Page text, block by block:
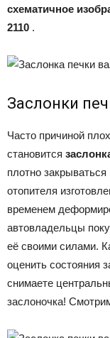
схематичное
2110 .
Заслонки
Часто причиной
становится
плотно
отопителя
временем
автовладельцы
её своими силами.
оценить состояния
снимаете
заслоночка!